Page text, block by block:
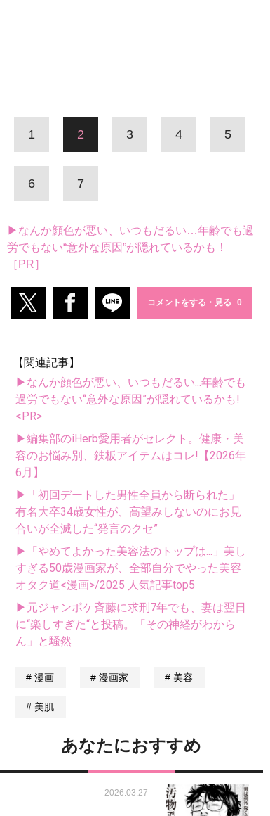
1 2 3 4 5
6 7
▶なんか顔色が悪い、いつもだるい…年齢でも過
労でもない“意外な原因”が隠れているかも！
［PR］
コメントをする・見る
【関連記事】
▶なんか顔色が悪い、いつもだるい...年齢でも
過労でもない“意外な原因”が隠れているかも!
<PR>
▶編集部のiHerb愛用者がセレクト。健康・美
容のお悩み別、鉄板アイテムはコレ!【2026年
6月】
▶「初回デートした男性全員から断られた」
有名大卒34歳女性が、高望みしないのにお見
合いが全滅した“発言のクセ”
▶「やめてよかった美容法のトップは...」美し
すぎる50歳漫画家が、全部自分でやった美容
オタク道<漫画>/2025 人気記事top5
▶元ジャンポケ斉藤に求刑7年でも、妻は翌日
に“楽しすぎた“と投稿。「その神経がわから
ん」と騒然
漫画 漫画家 美容
美肌
あなたにおすすめ
2026.03.27